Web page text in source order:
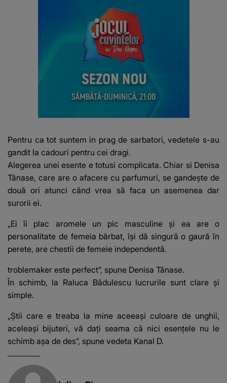
Pentru ca tot suntem in prag de sarbatori, vedetele s-au
gandit la cadouri pentru cei dragi.
Alegerea unei esente e totusi complicata. Chiar si Denisa
Tănase, care are o afacere cu parfumuri, se gandește de
două ori atunci când vrea să faca un asemenea dar
surorii ei.
„Ei îi plac aromele un pic masculine și ea are o
personalitate de femeia bărbat, își dă singură o gaură în
perete, are chestii de femeie independentă.
troblemaker este perfect”, spune Denisa Tănase.
În schimb, la Raluca Bădulescu lucrurile sunt clare și
simple.
„Știi care e treaba la mine aceeași culoare de unghii,
aceleași bijuteri, vă dați seama că nici esențele nu le
schimb așa de des”, spune vedeta Kanal D.